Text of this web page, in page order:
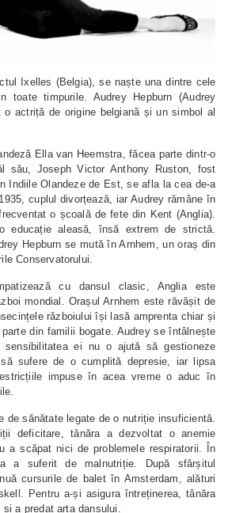
Ixelles (Belgia), se naște una dintre cele
toate timpurile. Audrey Hepburn (Audrey
o actriță de origine belgiană și un simbol al
Ella van Heemstra, făcea parte dintr-o
său, Joseph Victor Anthony Ruston, fost
Indiile Olandeze de Est, se afla la cea de-a
cuplul divorțează, iar Audrey rămâne în
o școală de fete din Kent (Anglia).
educație aleasă, însă extrem de strictă.
Hepburn se mută în Arnhem, un oraș din
Conservatorului.
cu dansul clasic, Anglia este
mondial. Orașul Arnhem este răvășit de
războiului își lasă amprenta chiar și
din familii bogate. Audrey se întâlnește
ei nu o ajută să gestioneze
sufere de o cumplită depresie, iar lipsa
impuse în acea vreme o aduc în
de sănătate legate de o nutriție insuficientă.
deficitare, tânăra a dezvoltat o anemie
a scăpat nici de problemele respiratorii. În
a suferit de malnutriție. După sfârșitul
cursurile de balet în Amsterdam, alături
Pentru a-și asigura întreținerea, tânăra
a predat arta dansului.